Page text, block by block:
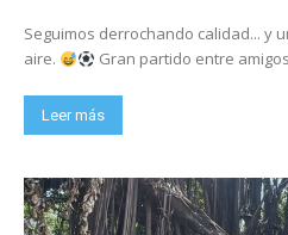
Seguimos derrochando calidad... y
aire.
Gran partido entre
Leer más